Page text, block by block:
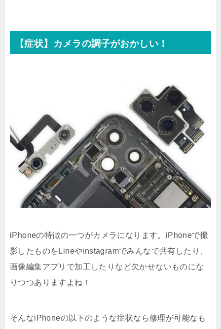
【症状】カメラの調子がおかしい！
iPhoneの特徴の一つがカメラになります。iPhoneで撮
影したものをLineやinstagramでみんなで共有したり、
画像編集アプリで加工したりなど欠かせないものにな
りつつありますよね！
そんなiPhoneの以下のような症状なら修理が可能なも